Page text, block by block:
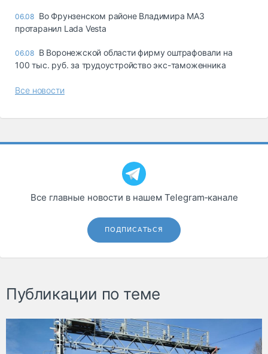
06.08 Во Фрунзенском районе Владимира МАЗ
протаранил Lada Vesta
06.08 В Воронежской области фирму оштрафовали на
100 тыс. руб. за трудоустройство экс-таможенника
Все новости
Все главные новости в нашем Telegram‑канале
ПОДПИСАТЬСЯ
Публикации по теме